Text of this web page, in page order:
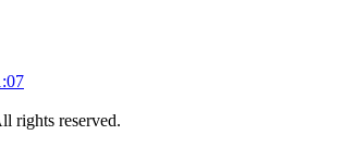
rights reserved.